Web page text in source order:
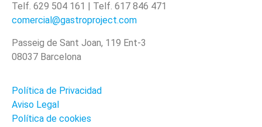
Telf. 629 504 161 | Telf. 617 846 471
comercial@gastroproject.com
Passeig de Sant Joan, 119 Ent-3
08037 Barcelona
Política de Privacidad
Aviso Legal
Política de cookies